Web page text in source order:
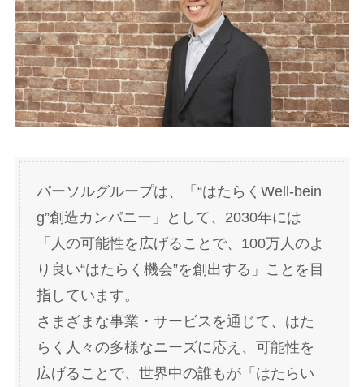
パーソルグループは、「“はたらくWell-bein
g”創造カンパニー」として、2030年には
「人の可能性を広げることで、100万人のよ
り良い“はたらく機会”を創出する」ことを目
指しています。
さまざまな事業・サービスを通じて、はた
らく人々の多様なニーズに応え、可能性を
広げることで、世界中の誰もが「はたらい